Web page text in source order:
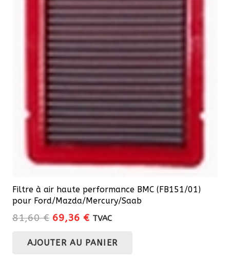
Filtre à air haute performance BMC (FB151/01)
pour Ford/Mazda/Mercury/Saab
81,60€ Le
initial
69,36 €Le
actuel
TVAC
AJOUTER AU PANIER